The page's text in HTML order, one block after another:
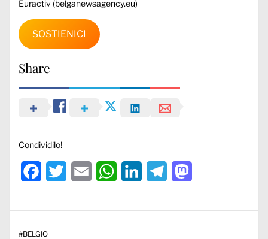
Euractiv (belganewsagency.eu)
SOSTIENICI
Share
Condividilo!
Facebook
Twitter Email WhatsAppLinkedInTelegram
#BELGIO